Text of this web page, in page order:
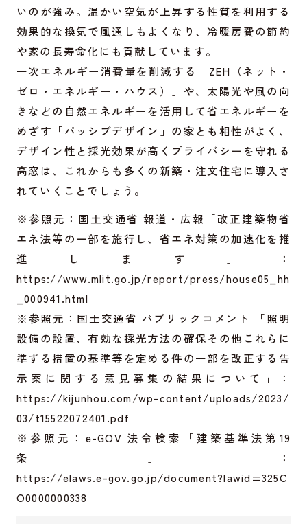
いのが強み。温かい空気が上昇する性質を利用する
効果的な換気で風通しもよくなり、冷暖房費の節約
や家の長寿命化にも貢献しています。
一次エネルギー消費量を削減する「ZEH（ネット・
ゼロ・エネルギー・ハウス）」や、太陽光や風の向
きなどの自然エネルギーを活用して省エネルギーを
めざす「パッシブデザイン」の家とも相性がよく、
デザイン性と採光効果が高くプライバシーを守れる
高窓は、これからも多くの新築・注文住宅に導入さ
れていくことでしょう。
※参照元：国土交通省 報道・広報「改正建築物省
エネ法等の一部を施行し、省エネ対策の加速化を推
進します」：
https://www.mlit.go.jp/report/press/house05_hh
_000941.html
※参照元：国土交通省 パブリックコメント 「照明
設備の設置、有効な採光方法の確保その他これらに
準ずる措置の基準等を定める件の一部を改正する告
示案に関する意見募集の結果について」：
https://kijunhou.com/wp-content/uploads/2023/
03/t15522072401.pdf
※参照元：e-GOV 法令検索「建築基準法第19
条」：
https://elaws.e-gov.go.jp/document?lawid=325C
O0000000338